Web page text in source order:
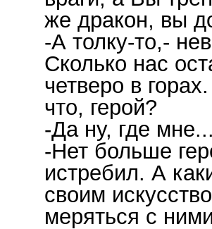
же дракон, вы
-А толку-то,-
Сколько нас
четверо в
что, герой?
-Да ну, где
-Нет больше
истребил. А
своим
меряться с